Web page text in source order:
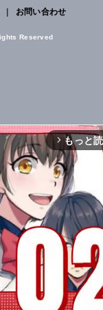
| お問い合わせ
Reserved
arrow_forward_ios もっと